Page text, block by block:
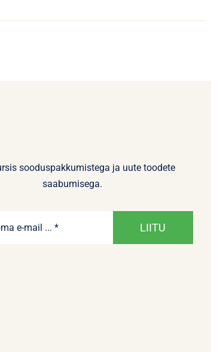
sooduspakkumistega ja uute toodete
saabumisega.
LIITU